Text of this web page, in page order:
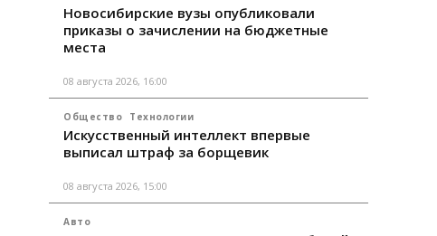
Новосибирские вузы опубликовали
приказы о зачислении на бюджетные
места
08 августа 2026, 16:00
Общество Технологии
Искусственный интеллект впервые
выписал штраф за борщевик
08 августа 2026, 15:00
Авто